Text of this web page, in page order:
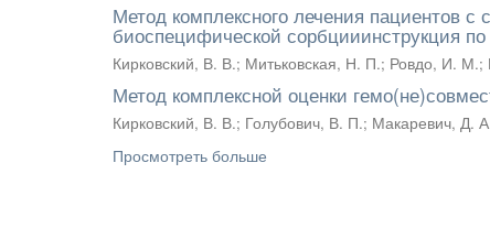
Метод комплексного лечения пациентов
биоспецифической сорбцииинструкция
Кирковский, В. В.; Митьковская, Н. П.; Ровдо, И. М.;
Метод комплексной оценки
Кирковский, В. В.; Голубович, В. П.; Макаревич, Д.
Просмотреть больше